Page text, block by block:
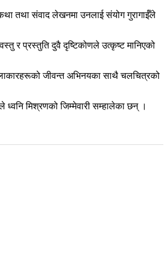
तथा संवाद लेखनमा उनलाई संयोग गुरागाईँले
र प्रस्तुति दुवै दृष्टिकोणले उत्कृष्ट मानिएको
जीवन्त अभिनयका साथै चलचित्रको
मिश्रणको जिम्मेवारी सम्हालेका छन् ।